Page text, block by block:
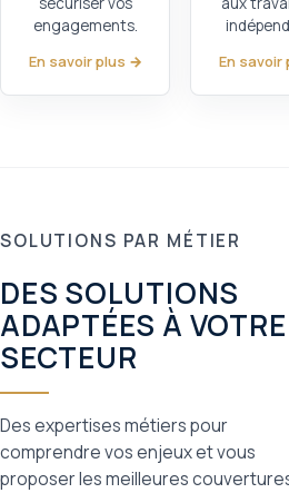
engagements.
En savoir plus →
En savoir
SOLUTIONS PAR MÉTIER
DES SOLUTIONS
ADAPTÉES À VOTRE
SECTEUR
Des expertises métiers pour
comprendre vos enjeux et vous
proposer les meilleures